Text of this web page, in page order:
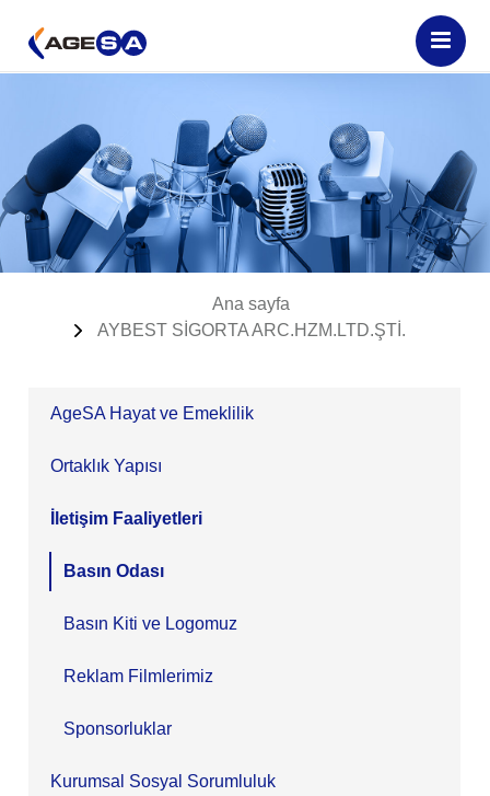
Ana sayfa
AYBEST SİGORTA ARC.HZM.LTD.ŞTİ.
AgeSA Hayat ve Emeklilik
Ortaklık Yapısı
İletişim Faaliyetleri
Basın Odası
Basın Kiti ve Logomuz
Reklam Filmlerimiz
Sponsorluklar
Kurumsal Sosyal Sorumluluk